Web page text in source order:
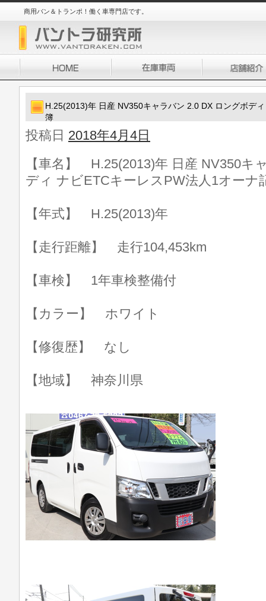
商用バン＆トランポ！働く車専門店です。
H.25(2013)年 日産 NV350キャラバン 2.0 DX ロングボデ
簿
投稿日 2018年4月4日
【車名】 H.25(2013)年 日産 NV350キ
ディ ナビETCキーレスPW法人1オーナ
【年式】 H.25(2013)年
【走行距離】 走行104,453km
【車検】 1年車検整備付
【カラー】 ホワイト
【修復歴】 なし
【地域】 神奈川県